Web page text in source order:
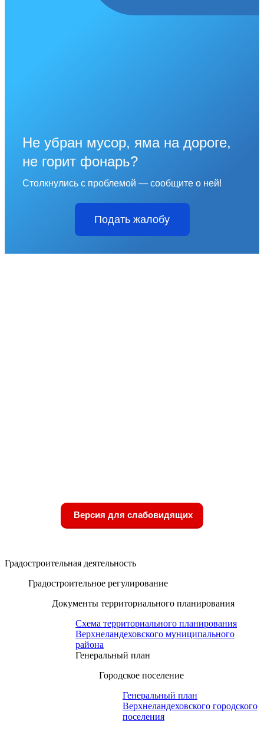
Не убран мусор, яма на дороге,
не горит фонарь?
Столкнулись с проблемой — сообщите о ней!
Подать жалобу
Версия для слабовидящих
Градостроительная деятельность
Градостроительное регулирование
Документы территориального планирования
Схема территориального планирования
Верхнеландеховского муниципального
района
Генеральный план
Городское поселение
Генеральный план
Верхнеландеховского городского
поселения